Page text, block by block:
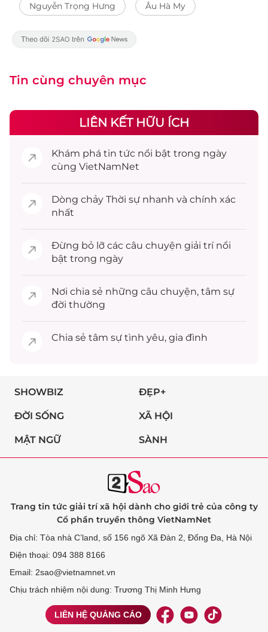
Nguyễn Trọng Hưng Âu Hà My
Tin cùng chuyên mục
LIÊN KẾT HỮU ÍCH
Khám phá tin tức nổi bật trong ngày
cùng VietNamNet
Dòng chảy Thời sự nhanh và chính xác
nhất
Đừng bỏ lỡ các câu chuyện giải trínổi
bật trong ngày
Nơi chia sẻ những câu chuyện, tâm sự
đời thường
Chia sẻ tâm sự tình yêu, gia đình
SHOWBIZ ĐẸP+
ĐỜI SỐNG XÃ HỘI
MẬT NGỮ SÀNH
Trang tin tức giải trí xã hội dành cho giới trẻ của công ty
Cổ phần truyền thông VietNamNet
Địa chỉ: Tòa nhà C’land, số 156 ngõ Xã Đàn 2, Đống Đa, Hà Nội
Điện thoại: 094 388 8166
Email: 2sao@vietnamnet.vn
Chịu trách nhiệm nội dung: Trương Thị Minh Hưng
LIÊN HỆ QUẢNG CÁO